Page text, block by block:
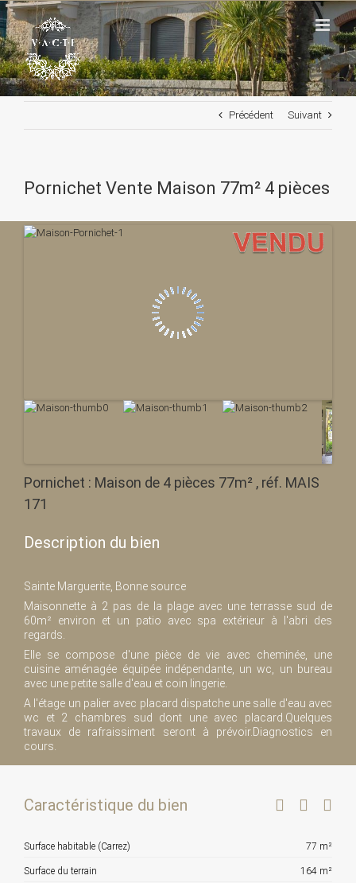
Passer
au
contenu
Précédent Suivant
Pornichet Vente Maison 77m² 4 pièces
Pornichet : Maison de 4 pièces 77m² , réf. MAIS
171
Description du bien
Sainte Marguerite, Bonne source
Maisonnette à 2 pas de la plage avec une terrasse sud de
60m² environ et un patio avec spa extérieur à l'abri des
regards.
Elle se compose d'une pièce de vie avec cheminée, une
cuisine aménagée équipée indépendante, un wc, un bureau
avec une petite salle d'eau et coin lingerie.
A l'étage un palier avec placard dispatche une salle d'eau avec
wc et 2 chambres sud dont une avec placard.Quelques
travaux de rafraissiment seront à prévoir.Diagnostics en
cours.
Caractéristique du bien
Surface habitable (Carrez) 77 m²
Surface du terrain 164 m²